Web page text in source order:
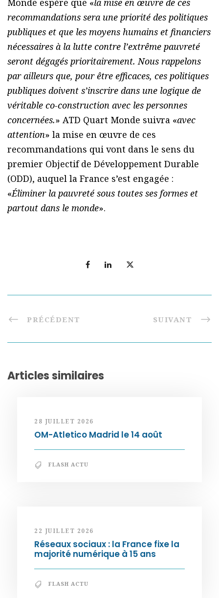
Monde espère que «la mise en œuvre de ces
recommandations sera une priorité des politiques
publiques et que les moyens humains et financiers
nécessaires à la lutte contre l’extrême pauvreté
seront dégagés prioritairement. Nous rappelons
par ailleurs que, pour être efficaces, ces politiques
publiques doivent s’inscrire dans une logique de
véritable co-construction avec les personnes
concernées.» ATD Quart Monde suivra «avec
attention» la mise en œuvre de ces
recommandations qui vont dans le sens du
premier Objectif de Développement Durable
(ODD), auquel la France s’est engagée :
«Éliminer la pauvreté sous toutes ses formes et
partout dans le monde».
PRÉCÉDENT SUIVANT
Articles similaires
28 JUILLET 2026
OM-Atletico Madrid le 14 août
FLASH ACTU
22 JUILLET 2026
Réseaux sociaux : la France fixe la
majorité numérique à 15 ans
FLASH ACTU